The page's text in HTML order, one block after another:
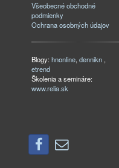
Všeobecné obchodné
podmienky
Ochrana osobných údajov
Blogy:hnonline,dennikn ,
etrend
Školenia a semináre:
www.relia.sk